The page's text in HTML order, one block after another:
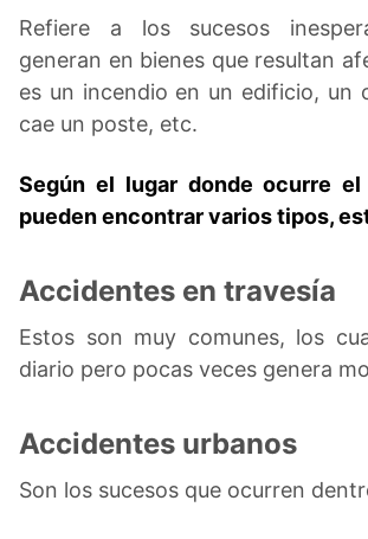
Refiere a los sucesos
generan en bienes que resultan
es un incendio en un edificio, un
cae un poste, etc.
Según el lugar donde ocurre
pueden encontrar varios tipos,
Accidentes en travesía
Estos son muy comunes, los
diario pero pocas veces genera
Accidentes urbanos
Son los sucesos que ocurren